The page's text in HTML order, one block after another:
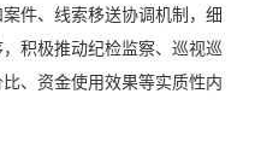
件、线索移送协调机制，细
积极推动纪检监察、巡视巡
、资金使用效果等实质性内